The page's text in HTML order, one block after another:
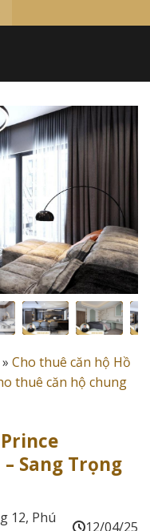
» Cho thuê căn hộ Hồ
thuê căn hộ chung
Sang Trọng
12, Phú
12/04/25